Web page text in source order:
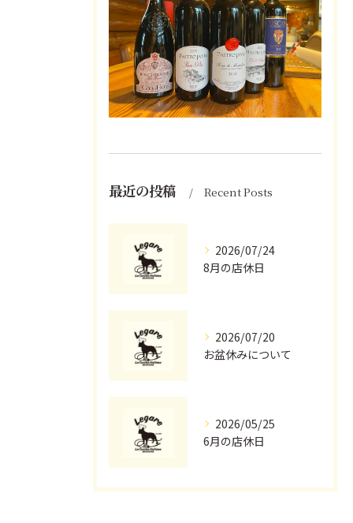
最近の投稿 Recent Posts
2026/07/24
8月の店休日
2026/07/20
お盆休みについて
2026/05/25
6月の店休日